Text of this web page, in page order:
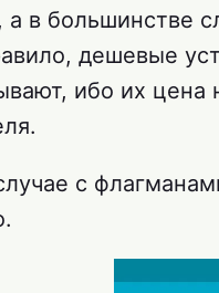
а в большинстве
дешевые
ибо их
с